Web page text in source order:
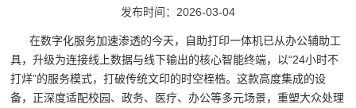
发布时间：2026-03-04
在数字化服务加速渗透的今天，自助打印一体机已从办公辅助工
具，升级为连接线上数据与线下输出的核心智能终端，以“24小时不
打烊”的服务模式，打破传统文印的时空桎梏。这款高度集成的设
备，正深度适配校园、政务、医疗、办公等多元场景，重塑大众处理